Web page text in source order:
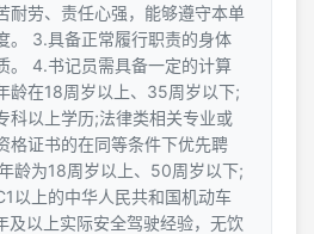
耐劳、责任心强，能够遵守本单
。 3.具备正常履行职责的身体
。 4.书记员需具备一定的计算
龄在18周岁以上、35周岁以下;
科以上学历;法律类相关专业或
格证书的在同等条件下优先聘
龄为18周岁以上、50周岁以下;
以上的中华人民共和国机动车
及以上实际安全驾驶经验，无饮